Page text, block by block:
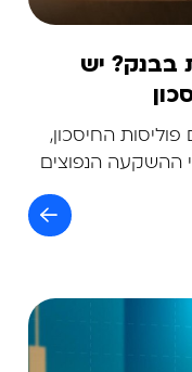
בבנק? יש
החיסכון,
ההשקעה הנפוצים